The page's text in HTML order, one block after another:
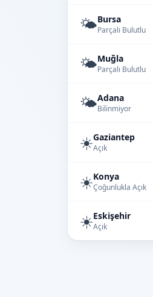
🌤️Bursa
Parçalı Bulutlu
🌤️Muğla
Parçalı Bulutlu
🌤️Adana
Bilinmiyor
☀️Gaziantep
Açık
☀️Konya
Çoğunlukla Açık
☀️Eskişehir
Açık